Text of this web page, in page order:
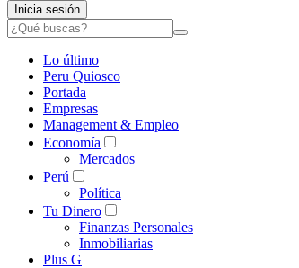
Inicia sesión
Lo último
Peru Quiosco
Portada
Empresas
Management & Empleo
Economía
Mercados
Perú
Política
Tu Dinero
Finanzas Personales
Inmobiliarias
Plus G